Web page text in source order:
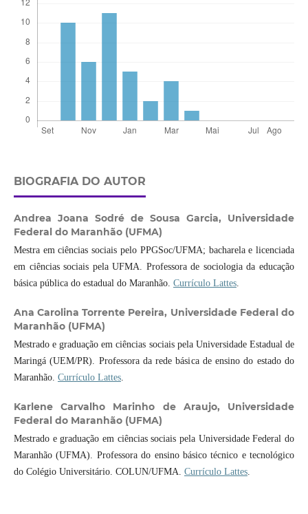
BIOGRAFIA DO AUTOR
Andrea Joana Sodré de Sousa Garcia, Universidade
Federal do Maranhão (UFMA)
Mestra em ciências sociais pelo PPGSoc/UFMA; bacharela e licenciada
em ciências sociais pela UFMA. Professora de sociologia da educação
básica pública do estadual do Maranhão. Currículo Lattes.
Ana Carolina Torrente Pereira, Universidade Federal do
Maranhão (UFMA)
Mestrado e graduação em ciências sociais pela Universidade Estadual de
Maringá (UEM/PR). Professora da rede básica de ensino do estado do
Maranhão. Currículo Lattes.
Karlene Carvalho Marinho de Araujo, Universidade
Federal do Maranhão (UFMA)
Mestrado e graduação em ciências sociais pela Universidade Federal do
Maranhão (UFMA). Professora do ensino básico técnico e tecnológico
do Colégio Universitário. COLUN/UFMA. Currículo Lattes.